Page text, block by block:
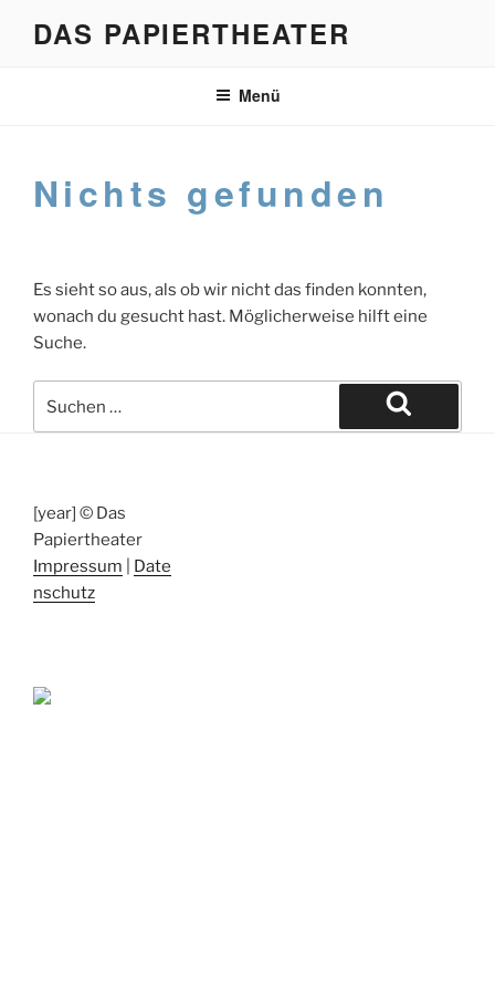
InhaltDAS PAPIERTHEATER
Menü
Nichts gefunden
Es sieht so aus, als ob wir nicht das finden konnten,
wonach du gesucht hast. Möglicherweise hilft eine
Suche.
nach:
Suchen
[year] © Das
Papiertheater
Impressum
Date
nschutz